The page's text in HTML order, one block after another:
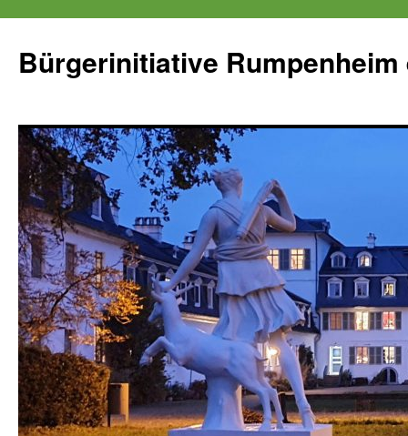
springen
Bürgerinitiative Rumpenheim